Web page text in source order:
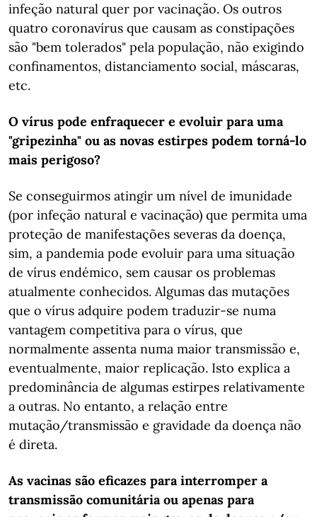
infeção natural quer por vacinação. Os outros
quatro coronavírus que causam as constipações
são "bem tolerados" pela população, não exigindo
confinamentos, distanciamento social, máscaras,
etc.
O vírus pode enfraquecer e evoluir para uma
"gripezinha" ou as novas estirpes podem torná-lo
mais perigoso?
Se conseguirmos atingir um nível de imunidade
(por infeção natural e vacinação) que permita uma
proteção de manifestações severas da doença,
sim, a pandemia pode evoluir para uma situação
de vírus endémico, sem causar os problemas
atualmente conhecidos. Algumas das mutações
que o vírus adquire podem traduzir-se numa
vantagem competitiva para o vírus, que
normalmente assenta numa maior transmissão e,
eventualmente, maior replicação. Isto explica a
predominância de algumas estirpes relativamente
a outras. No entanto, a relação entre
mutação/transmissão e gravidade da doença não
é direta.
As vacinas são eficazes para interromper a
transmissão comunitária ou apenas para